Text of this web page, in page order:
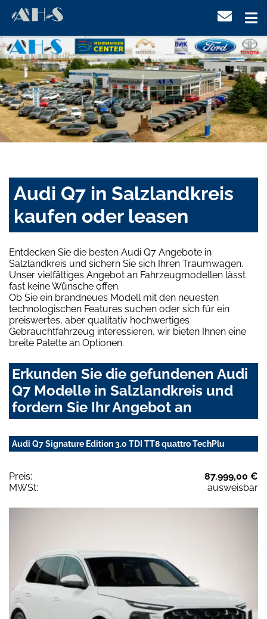
Audi Q7 in Salzlandkreis
kaufen oder leasen
Entdecken Sie die besten Audi Q7 Angebote in
Salzlandkreis und sichern Sie sich Ihren Traumwagen.
Unser vielfältiges Angebot an Fahrzeugmodellen lässt
fast keine Wünsche offen.
Ob Sie ein brandneues Modell mit den neuesten
technologischen Features suchen oder sich für ein
preiswertes, aber qualitativ hochwertiges
Gebrauchtfahrzeug interessieren, wir bieten Ihnen eine
breite Palette an Optionen.
Erkunden Sie die gefundenen Audi
Q7 Modelle in Salzlandkreis und
fordern Sie Ihr Angebot an
Audi Q7 Signature Edition 3.0 TDI TT8 quattro TechPlu
Preis:
87.999,00 €
MWSt:
ausweisbar